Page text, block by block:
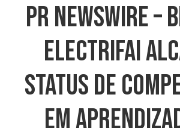
PR NEWSWIRE –
ElectrifAi
Status De
Em